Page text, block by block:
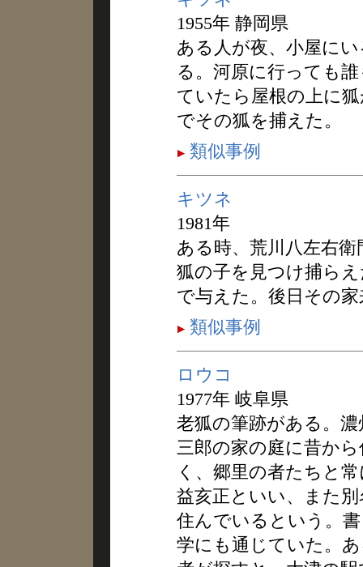
1955年 静岡県
ある人が夜、小屋に
る。河原に行っても
ていたら屋根の上に
でその狐を捕えた。
類似事例
キツネ
1981年
ある時、荒川八左右
狐の子を見つけ捕ら
で与えた。後日その
類似事例
ロウコ
1977年 岐阜県
老狐の筆跡がある。
三郎の家の庭に昔か
く、郷里の者たちと
益亥正といい、また
住んでいるという。
学にも通じていた。